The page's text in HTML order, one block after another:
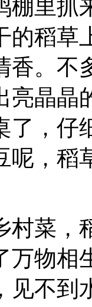
棚里抓
的稻草
香。不
亮晶
了，仔
呢，稻
村菜，
万物相
见不到